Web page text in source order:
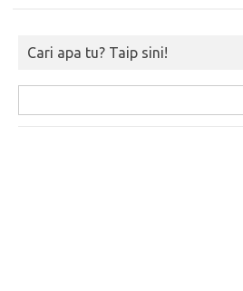
Cari apa tu? Taip sini!